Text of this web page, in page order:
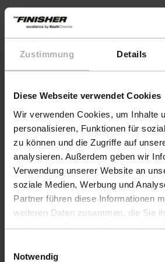
Zustimmung Details
Diese Webseite verwendet Cookies
Wir verwenden Cookies, um Inhalte
personalisieren, Funktionen für
zu können und die Zugriffe auf
analysieren. Außerdem geben wir
Verwendung unserer Website an
soziale Medien, Werbung und
Partner führen diese Informationen
weiteren Daten zusammen, die Sie
Einstellungen zu den Cookies finden
Notwendig
KochChemie · Nº de artículo
Pro Allrounder Towel -
de 5